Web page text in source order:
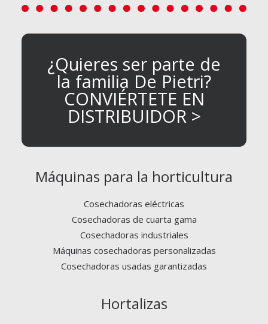
¿Quieres ser parte de
la familia De Pietri?
CONVIÉRTETE EN
DISTRIBUIDOR >
Máquinas para la horticultura
Cosechadoras eléctricas
Cosechadoras de cuarta gama
Cosechadoras industriales
Máquinas cosechadoras personalizadas
Cosechadoras usadas garantizadas
Hortalizas